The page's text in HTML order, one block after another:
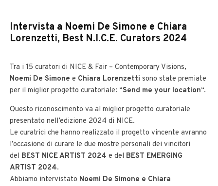
Intervista a Noemi De Simone e Chiara
Lorenzetti, Best N.I.C.E. Curators 2024
Tra i 15 curatori di NICE & Fair – Contemporary Visions,
Noemi De Simone e Chiara Lorenzetti sono state premiate
per il miglior progetto curatoriale: “Send me your location“.
Questo riconoscimento va al miglior progetto curatoriale
presentato nell’edizione 2024 di NICE.
Le curatrici che hanno realizzato il progetto vincente avranno
l’occasione di curare le due mostre personali dei vincitori
del BEST NICE ARTIST 2024 e del BEST EMERGING
ARTIST 2024.
Abbiamo intervistato Noemi De Simone e Chiara